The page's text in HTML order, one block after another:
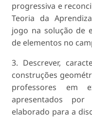
progressiva e
Teoria da
jogo na solução de
de elementos no
3. Descrever,
construções
professores em
apresentados
elaborado para a